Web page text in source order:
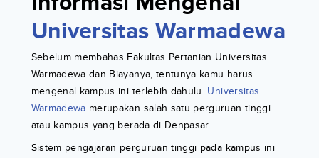
Universitas Warmadewa
Sebelum membahas Fakultas Pertanian Universitas
Warmadewa dan Biayanya, tentunya kamu harus
mengenal kampus ini terlebih dahulu. Universitas
Warmadewa merupakan salah satu perguruan tinggi
atau kampus yang berada di Denpasar.
Sistem pengajaran perguruan tinggi pada kampus ini